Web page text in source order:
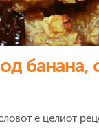
банана,
е целиот